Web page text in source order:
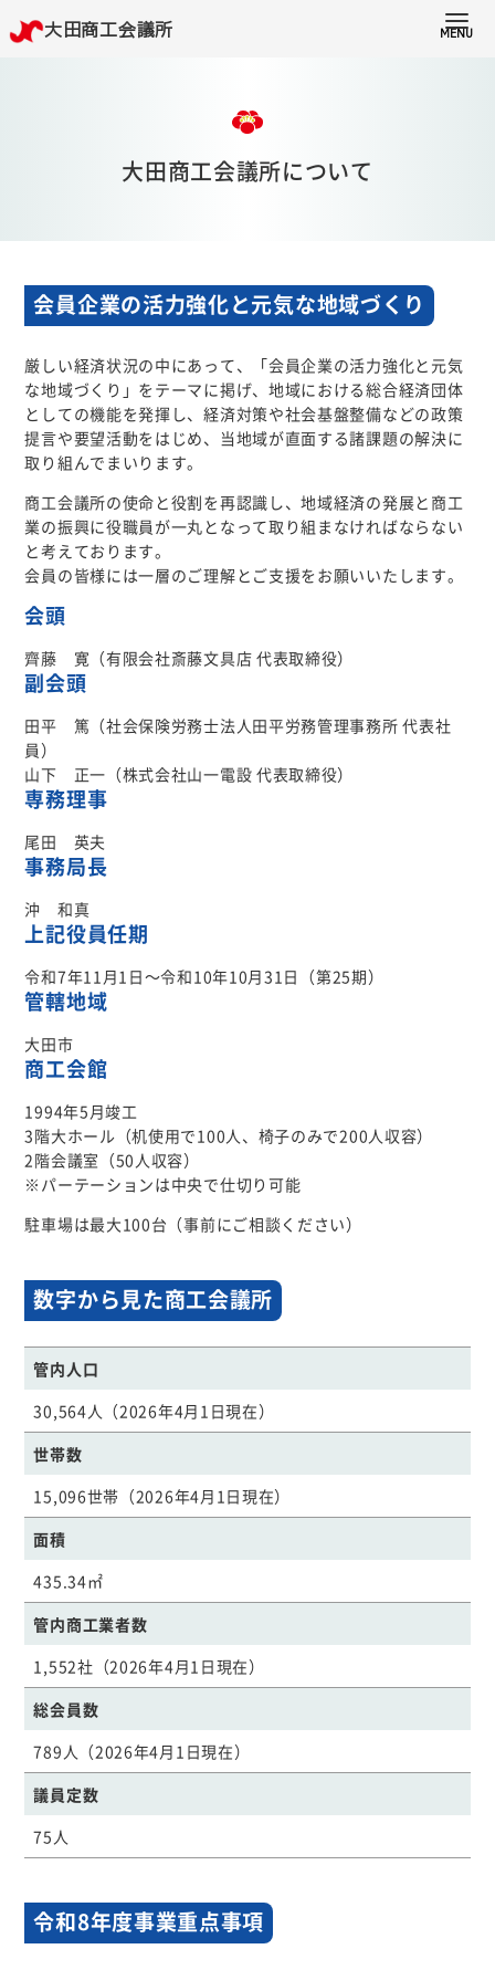
大田商工会議所 MENU
商工振興委員
青年部
女性会
共済制度
入会について
施設利用
検定試験
お知らせ
大田商工会議所について
会員企業の活力強化と元気な地域づくり
厳しい経済状況の中にあって、「会員企業の活力強化と元気
な地域づくり」をテーマに掲げ、地域における総合経済団体
としての機能を発揮し、経済対策や社会基盤整備などの政策
提言や要望活動をはじめ、当地域が直面する諸課題の解決に
取り組んでまいります。
商工会議所の使命と役割を再認識し、地域経済の発展と商工
業の振興に役職員が一丸となって取り組まなければならない
と考えております。
会員の皆様には一層のご理解とご支援をお願いいたします。
会頭
齊藤 寛（有限会社斎藤文具店 代表取締役）
副会頭
田平 篤（社会保険労務士法人田平労務管理事務所 代表社
員）
山下 正一（株式会社山一電設 代表取締役）
専務理事
尾田 英夫
事務局長
沖 和真
上記役員任期
令和7年11月1日～令和10年10月31日（第25期）
管轄地域
大田市
商工会館
1994年5月竣工
3階大ホール（机使用で100人、椅子のみで200人収容）
2階会議室（50人収容）
※パーテーションは中央で仕切り可能
駐車場は最大100台（事前にご相談ください）
数字から見た商工会議所
管内人口
30,564人（2026年4月1日現在）
世帯数
15,096世帯（2026年4月1日現在）
面積
435.34㎡
管内商工業者数
1,552社（2026年4月1日現在）
総会員数
789人（2026年4月1日現在）
議員定数
75人
令和8年度事業重点事項